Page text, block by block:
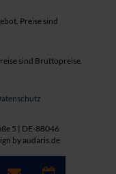
Preise sind
sind Bruttopreise.
5 | DE-88046
by audaris.de